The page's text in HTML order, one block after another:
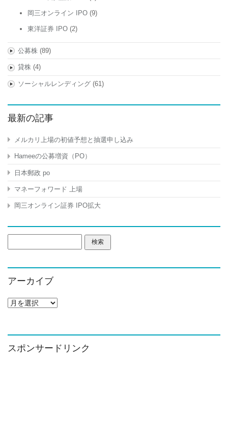
岡三オンライン IPO (9)
東洋証券 IPO (2)
公募株(89)
貸株(4)
ソーシャルレンディング(61)
最新の記事
メルカリ上場の初値予想と抽選申し込み
Hameeの公募増資（PO）
日本郵政 po
マネーフォワード 上場
岡三オンライン証券 IPO拡大
索:
アーカイブ
ア
イ
ブ
スポンサードリンク